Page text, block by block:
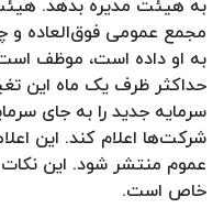
مجمع عمومی فوق‌العاده و
به او داده است، موظف
حداکثر ظرف یک ماه این
سرمایه جدید را به جای
شرکت‌ها اعلام کند. این
عموم منتشر شود. این
خاص است.